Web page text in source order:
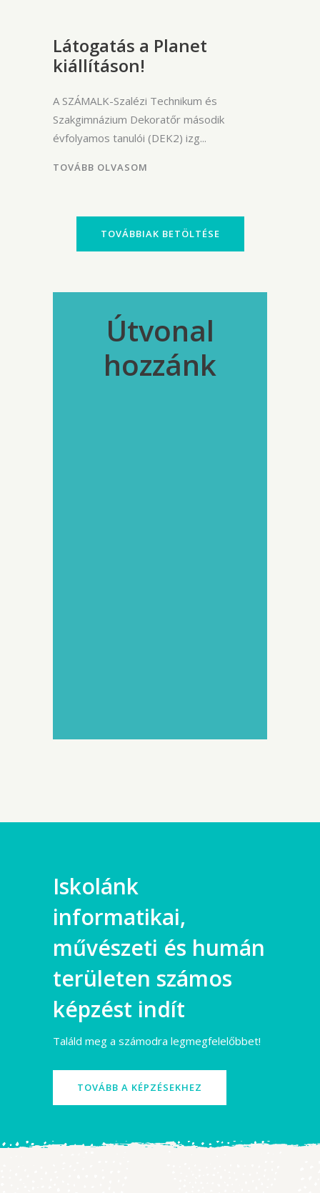
Látogatás a Planet
kiállításon!
A SZÁMALK-Szalézi Technikum és
Szakgimnázium Dekoratőr második
évfolyamos tanulói (DEK2) izg
TOVÁBB OLVASOM
TOVÁBBIAK BETÖLTÉSE
Útvonal
hozzánk
Iskolánk
informatikai,
művészeti és humán
területen számos
képzést indít
Találd meg a számodra legmegfelelőbbet!
TOVÁBB A KÉPZÉSEKHEZ